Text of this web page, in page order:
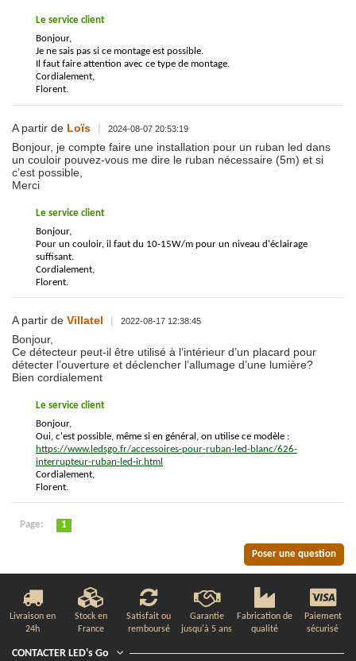
Le service client
Bonjour,
Je ne sais pas si ce montage est possible.
Il faut faire attention avec ce type de montage.
Cordialement,
Florent.
A partir de Loïs | 2024-08-07 20:53:19
Bonjour, je compte faire une installation pour un ruban led dans
un couloir pouvez-vous me dire le ruban nécessaire (5m) et si
c’est possible,
Merci
Le service client
Bonjour,
Pour un couloir, il faut du 10-15W/m pour un niveau d'éclairage
suffisant.
Cordialement,
Florent.
A partir de Villatel | 2022-08-17 12:38:45
Bonjour,
Ce détecteur peut-il être utilisé à l’intérieur d’un placard pour
détecter l’ouverture et déclencher l’allumage d’une lumière?
Bien cordialement
Le service client
Bonjour,
Oui, c'est possible, même si en général, on utilise ce modèle :
https://www.ledsgo.fr/accessoires-pour-ruban-led-blanc/626-
interrupteur-ruban-led-ir.html
Cordialement,
Florent.
Page: 1
Poser une question
Livraison en
24h
Stock en
France
Satisfait ou
remboursé
Garantie
jusqu'à 5 ans
Fabrication de
qualité
Paiement
sécurisé
CONTACTER LED's Go